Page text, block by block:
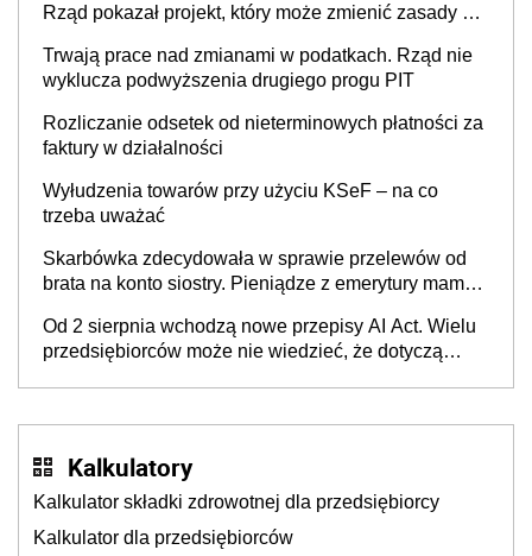
Rząd pokazał projekt, który może zmienić zasady gry
Trwają prace nad zmianami w podatkach. Rząd nie
wyklucza podwyższenia drugiego progu PIT
Rozliczanie odsetek od nieterminowych płatności za
faktury w działalności
Wyłudzenia towarów przy użyciu KSeF – na co
trzeba uważać
Skarbówka zdecydowała w sprawie przelewów od
brata na konto siostry. Pieniądze z emerytury mamy
będzie
Od 2 sierpnia wchodzą nowe przepisy AI Act. Wielu
przedsiębiorców może nie wiedzieć, że dotyczą
Kalkulatory
Kalkulator składki zdrowotnej dla przedsiębiorcy
Kalkulator dla przedsiębiorców